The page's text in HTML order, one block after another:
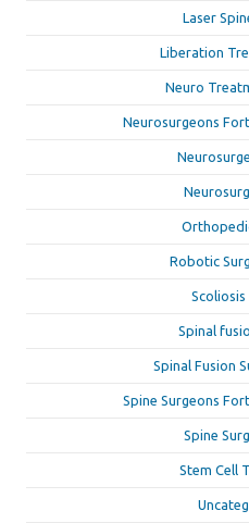
Laser
Liberation
Neuro
Neurosurgeons
Robotic
Scoliosis
Spinal
Spinal Fusion
Spine Surgeons
Spine
Stem Cell